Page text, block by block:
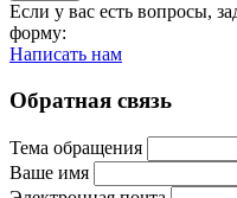
Если у вас есть вопросы,
форму:
Написать нам
Обратная связь
Тема обращения
Ваше имя